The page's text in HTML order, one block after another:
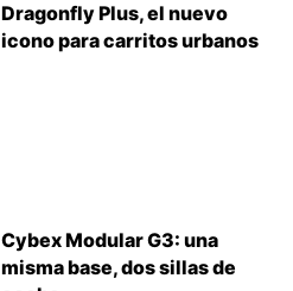
Dragonfly Plus, el nuevo
icono para carritos urbanos
Cybex Modular G3: una
misma base, dos sillas de